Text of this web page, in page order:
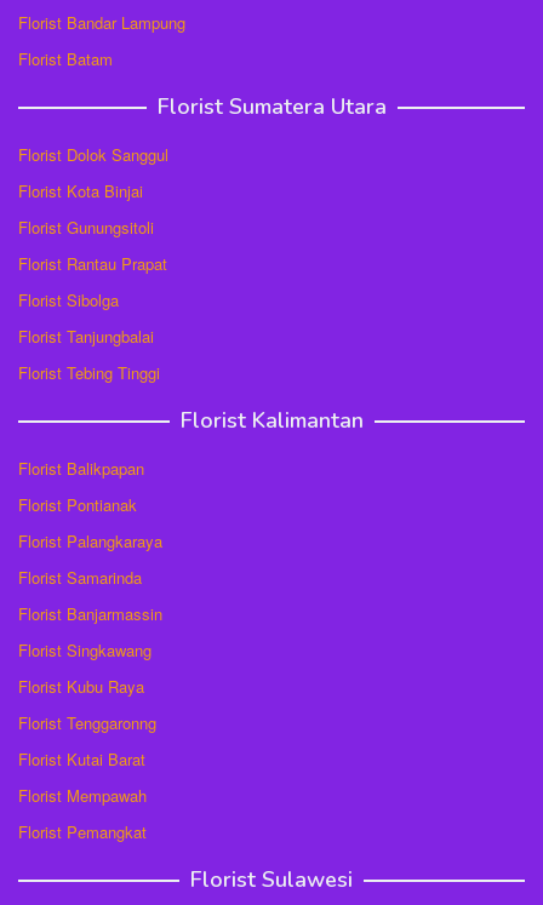
Florist Bandar Lampung
Florist Batam
Florist Sumatera Utara
Florist Dolok Sanggul
Florist Kota Binjai
Florist Gunungsitoli
Florist Rantau Prapat
Florist Sibolga
Florist Tanjungbalai
Florist Tebing Tinggi
Florist Kalimantan
Florist Balikpapan
Florist Pontianak
Florist Palangkaraya
Florist Samarinda
Florist Banjarmassin
Florist Singkawang
Florist Kubu Raya
Florist Tenggaronng
Florist Kutai Barat
Florist Mempawah
Florist Pemangkat
Florist Sulawesi